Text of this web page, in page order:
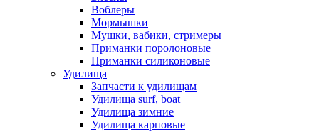
Воблеры
Мормышки
Мушки, вабики, стримеры
Приманки поролоновые
Приманки силиконовые
Удилища
Запчасти к удилищам
Удилища surf, boat
Удилища зимние
Удилища карповые